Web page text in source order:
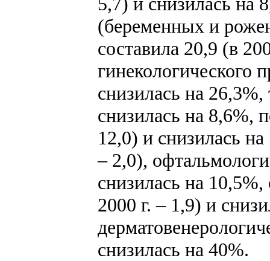
(беременных и
составила 20,9 (в
гинекологического
снизилась на
снизилась на 8,6%,
12,0) и снизилась
– 2,0),
снизилась на
2000 г. – 1,9) и
снизилась на 40%.